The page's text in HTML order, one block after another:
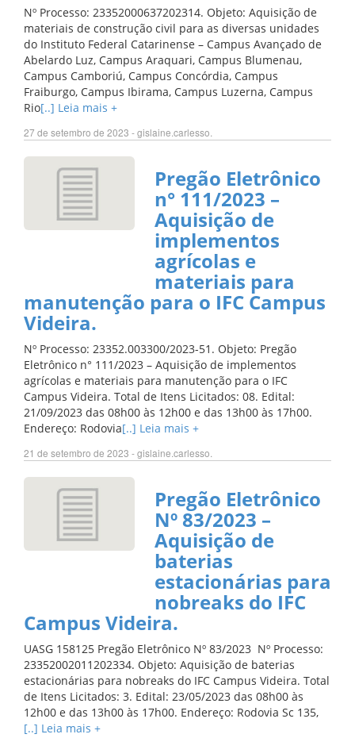
Nº Processo: 23352000637202314. Objeto: Aquisição de
materiais de construção civil para as diversas unidades
do Instituto Federal Catarinense – Campus Avançado de
Abelardo Luz, Campus Araquari, Campus Blumenau,
Campus Camboriú, Campus Concórdia, Campus
Fraiburgo, Campus Ibirama, Campus Luzerna, Campus
Rio[..] Leia mais +
27 de setembro de 2023 - gislaine.carlesso.
Pregão Eletrônico
n° 111/2023 –
Aquisição de
implementos
agrícolas e
materiais para
manutenção para o IFC Campus
Videira.
Nº Processo: 23352.003300/2023-51. Objeto: Pregão
Eletrônico n° 111/2023 – Aquisição de implementos
agrícolas e materiais para manutenção para o IFC
Campus Videira. Total de Itens Licitados: 08. Edital:
21/09/2023 das 08h00 às 12h00 e das 13h00 às 17h00.
Endereço: Rodovia[..] Leia mais +
21 de setembro de 2023 - gislaine.carlesso.
Pregão Eletrônico
Nº 83/2023 –
Aquisição de
baterias
estacionárias para
nobreaks do IFC
Campus Videira.
UASG 158125 Pregão Eletrônico Nº 83/2023 Nº Processo:
23352002011202334. Objeto: Aquisição de baterias
estacionárias para nobreaks do IFC Campus Videira. Total
de Itens Licitados: 3. Edital: 23/05/2023 das 08h00 às
12h00 e das 13h00 às 17h00. Endereço: Rodovia Sc 135,
[..] Leia mais +